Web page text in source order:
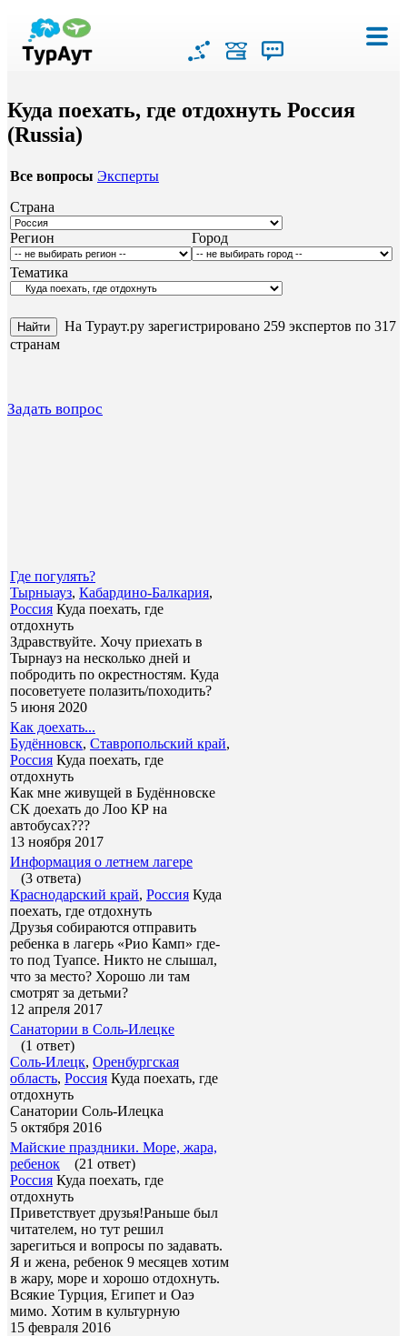
Куда поехать, где отдохнуть Россия
(Russia)
Все вопросы Эксперты
Страна
Регион
Город
Тематика
На Тураут.ру зарегистрировано 259 экспертов по 317
странам
Задать вопрос
Где погулять?
Тырныауз, Кабардино-Балкария,
Россия Куда поехать, где
отдохнуть
Здравствуйте. Хочу приехать в
Тырнауз на несколько дней и
побродить по окрестностям. Куда
посоветуете полазить/походить?
5 июня 2020
Как доехать...
Будённовск, Ставропольский край,
Россия Куда поехать, где
отдохнуть
Как мне живущей в Будённовске
СК доехать до Лоо КР на
автобусах???
13 ноября 2017
Информация о летнем лагере
(3 ответа)
Краснодарский край, Россия Куда
поехать, где отдохнуть
Друзья собираются отправить
ребенка в лагерь «Рио Камп» где-
то под Туапсе. Никто не слышал,
что за место? Хорошо ли там
смотрят за детьми?
12 апреля 2017
Санатории в Соль-Илецке
(1 ответ)
Соль-Илецк, Оренбургская
область, Россия Куда поехать, где
отдохнуть
Санатории Соль-Илецка
5 октября 2016
Майские праздники. Море, жара,
ребенок
(21 ответ)
Россия Куда поехать, где
отдохнуть
Приветствует друзья!Раньше был
читателем, но тут решил
зарегиться и вопросы по задавать.
Я и жена, ребенок 9 месяцев хотим
в жару, море и хорошо отдохнуть.
Всякие Турция, Египет и Оаэ
мимо. Хотим в культурную
15 февраля 2016